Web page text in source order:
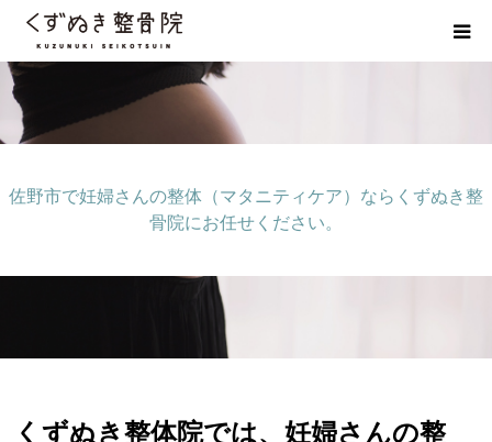
佐野市で妊婦さんの整体（マタニティケア）ならくずぬき整
骨院にお任せください。
くずぬき整体院では、妊婦さんの整
初めての方へ
お客様の声